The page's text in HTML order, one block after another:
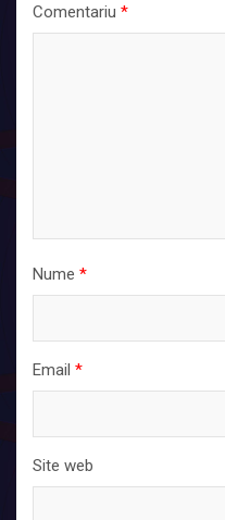
Comentariu *
Nume *
Email *
Site web